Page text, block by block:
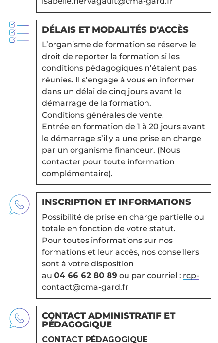
DÉLAIS ET MODALITÉS D'ACCÈS
L’organisme de formation se réserve le
droit de reporter la formation si les
conditions pédagogiques n’étaient pas
réunies. Il s’engage à vous en informer
dans un délai de cinq jours avant le
démarrage de la formation.
Conditions générales de vente.
Entrée en formation de 1 à 20 jours avant
le démarrage s’il y a une prise en charge
par un organisme financeur. (Nous
contacter pour toute information
complémentaire).
INSCRIPTION ET INFORMATIONS
Possibilité de prise en charge partielle ou
totale en fonction de votre statut.
Pour toutes informations sur nos
formations et leur accès, nos conseillers
sont à votre disposition
au 04 66 62 80 89 ou par courriel : rcp-
contact@cma-gard.fr
CONTACT ADMINISTRATIF ET
PÉDAGOGIQUE
CONTACT PÉDAGOGIQUE